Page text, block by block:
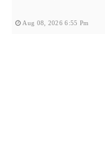
Aug 08, 2026 6:55 Pm